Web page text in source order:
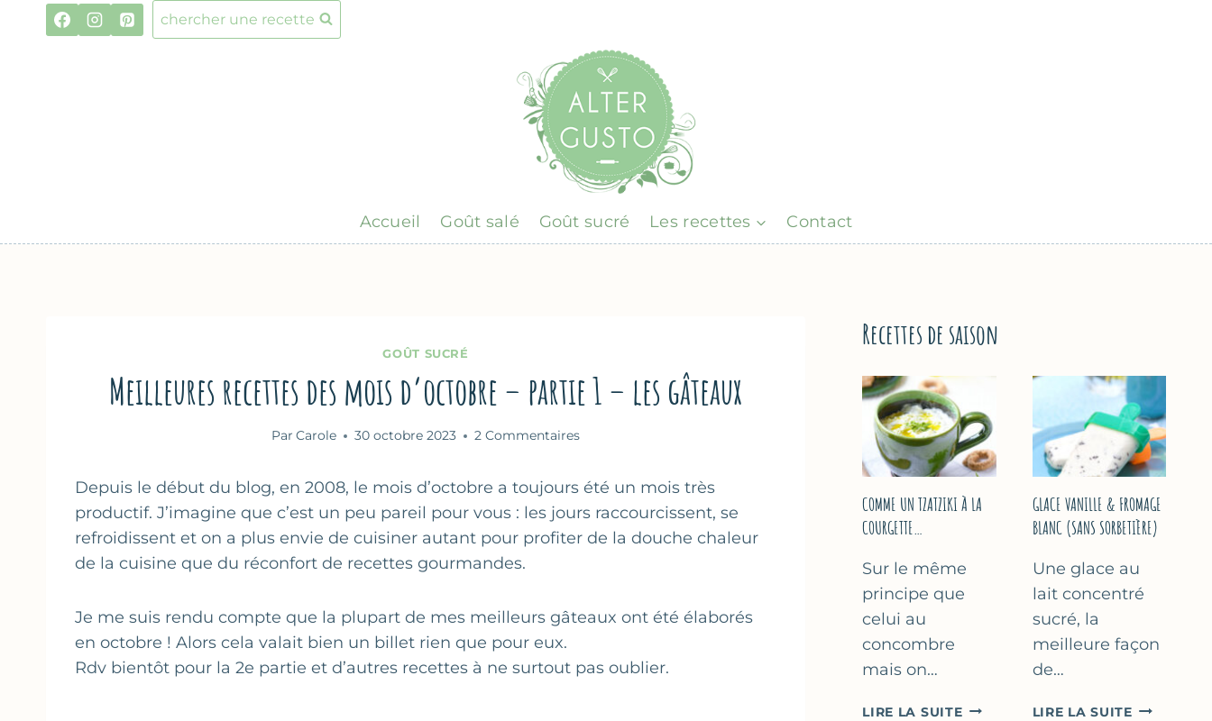
chercher une recette
Accueil Goût salé Goût sucré Les recettes Contact
GOÛT SUCRÉ
Meilleures recettes des mois d’octobre – partie 1 – les gâteaux
Par Carole 30 octobre 2023 2 Commentaires
Depuis le début du blog, en 2008, le mois d’octobre a toujours été un mois très
productif. J’imagine que c’est un peu pareil pour vous : les jours raccourcissent, se
refroidissent et on a plus envie de cuisiner autant pour profiter de la douche chaleur
de la cuisine que du réconfort de recettes gourmandes.
Je me suis rendu compte que la plupart de mes meilleurs gâteaux ont été élaborés
en octobre ! Alors cela valait bien un billet rien que pour eux.
Rdv bientôt pour la 2e partie et d’autres recettes à ne surtout pas oublier.
Recettes de saison
COMME UN TZATZIKI À LA
COURGETTE…
Sur le même
principe que
celui au
concombre
mais on…
LIRE LA SUITECOMME
GLACE VANILLE & FROMAGE
BLANC (SANS SORBETIÈRE)
Une glace au
lait concentré
sucré, la
meilleure façon
de…
LIRE LA SUITEGLACE